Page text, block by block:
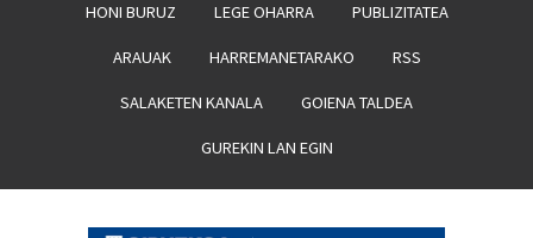
HONI BURUZ LEGE OHARRA PUBLIZITATEA
ARAUAK HARREMANETARAKO RSS
SALAKETEN KANALA GOIENA TALDEA
GUREKIN LAN EGIN